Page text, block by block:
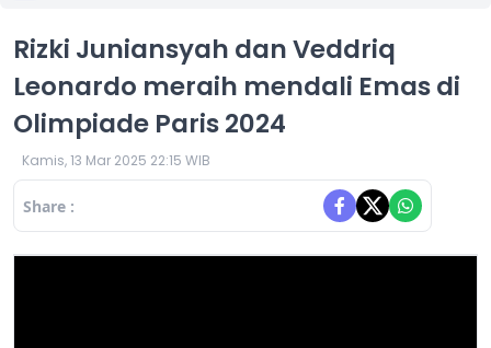
Rizki Juniansyah dan Veddriq
Leonardo meraih mendali Emas di
Olimpiade Paris 2024
Kamis, 13 Mar 2025 22:15 WIB
Share :